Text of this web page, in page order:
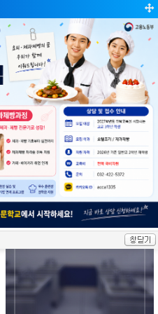
로그인